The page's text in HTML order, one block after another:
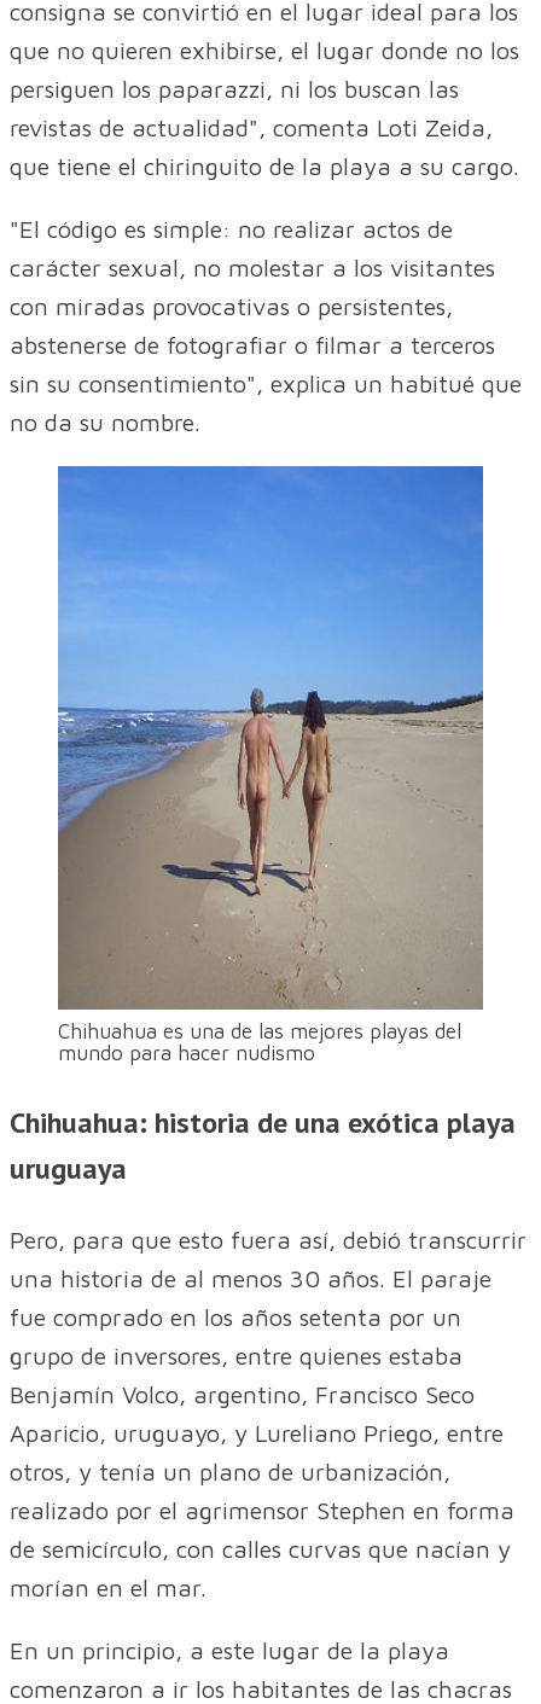
consigna se convirtió en el lugar ideal para los
que no quieren exhibirse, el lugar donde no los
persiguen los paparazzi, ni los buscan las
revistas de actualidad", comenta Loti Zeida,
que tiene el chiringuito de la playa a su cargo.
"El código es simple: no realizar actos de
carácter sexual, no molestar a los visitantes
con miradas provocativas o persistentes,
abstenerse de fotografiar o filmar a terceros
sin su consentimiento", explica un habitué que
no da su nombre.
Chihuahua es una de las mejores playas del
mundo para hacer nudismo
Chihuahua: historia de una exótica playa
uruguaya
Pero, para que esto fuera así, debió transcurrir
una historia de al menos 30 años. El paraje
fue comprado en los años setenta por un
grupo de inversores, entre quienes estaba
Benjamín Volco, argentino, Francisco Seco
Aparicio, uruguayo, y Lureliano Priego, entre
otros, y tenía un plano de urbanización,
realizado por el agrimensor Stephen en forma
de semicírculo, con calles curvas que nacían y
morían en el mar.
En un principio, a este lugar de la playa
comenzaron a ir los habitantes de las chacras